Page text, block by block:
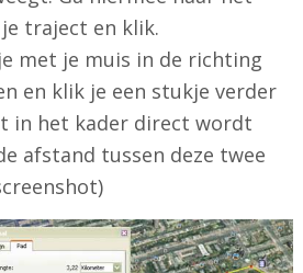
traject en klik.
met je muis in de richting
en klik je een stukje verder
in het kader direct wordt
afstand tussen deze twee